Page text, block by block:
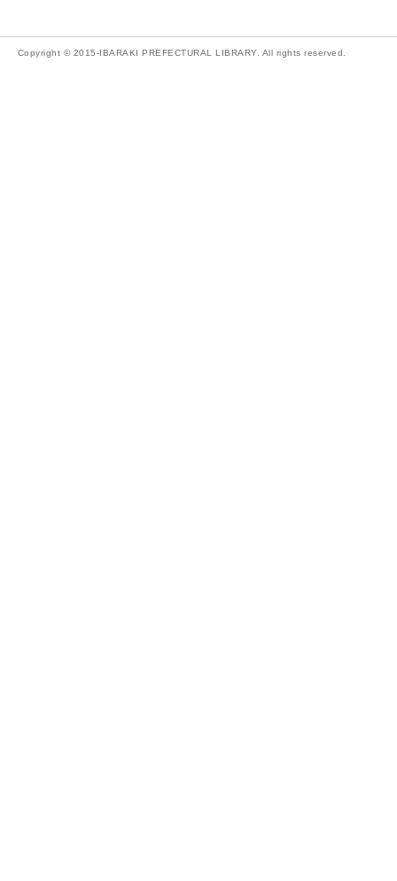
Copyright © 2015-IBARAKI PREFECTURAL LIBRARY. All rights reserved.